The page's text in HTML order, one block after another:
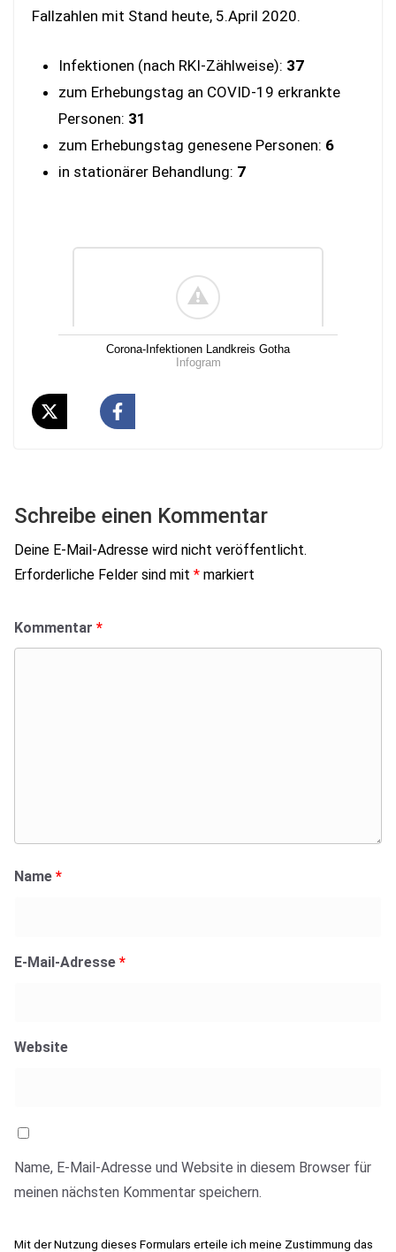
Fallzahlen mit Stand heute, 5.April 2020.
Infektionen (nach RKI-Zählweise): 37
zum Erhebungstag an COVID-19 erkrankte
Personen: 31
zum Erhebungstag genesene Personen: 6
in stationärer Behandlung: 7
Corona-Infektionen Landkreis Gotha
Infogram
Schreibe einen Kommentar
Deine E-Mail-Adresse wird nicht veröffentlicht.
Erforderliche Felder sind mit * markiert
Kommentar *
Name *
E-Mail-Adresse *
Website
Name, E-Mail-Adresse und Website in diesem Browser für
meinen nächsten Kommentar speichern.
Mit der Nutzung dieses Formulars erteile ich meine Zustimmung das